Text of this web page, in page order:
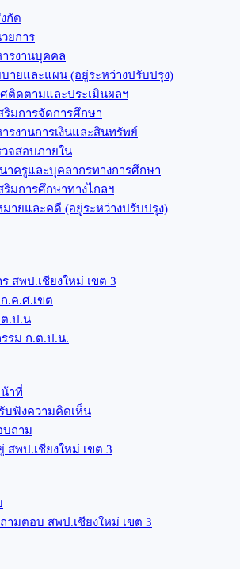
กัด
ยการ
รงานบุคคล
ายและแผน (อยู่ระหว่างปรับปรุง)
ติดตามและประเมินผลฯ
ริมการจัดการศึกษา
รงานการเงินและสินทรัพย์
จสอบภายใน
ครูและบุคลากรทางการศึกษา
ริมการศึกษาทางไกลฯ
ายและคดี (อยู่ระหว่างปรับปรุง)
สพป.เชียงใหม่ เขต 3
.ค.ศ.เขต
ต.ป.น
รม ก.ต.ป.น.
าที่
บฟังความคิดเห็น
บถาม
สพป.เชียงใหม่ เขต 3
ามตอบ สพป.เชียงใหม่ เขต 3